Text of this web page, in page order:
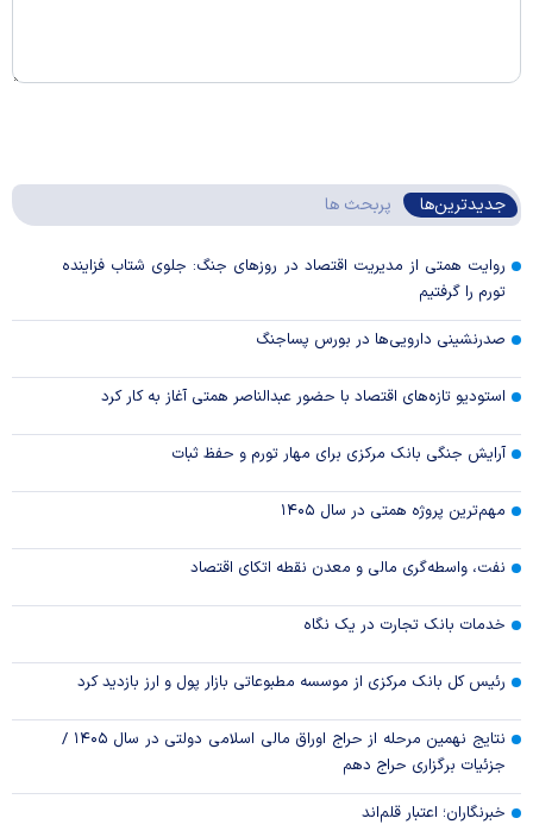
جدیدترین‌ها پربحث ها
روایت همتی از مدیریت اقتصاد در روزهای جنگ: جلوی شتاب فزاینده
تورم را گرفتیم
صدرنشینی دارویی‌ها در بورس پساجنگ
استودیو تازه‌های اقتصاد با حضور عبدالناصر همتی آغاز به کار کرد
آرایش جنگی بانک مرکزی برای مهار تورم و حفظ ثبات
مهم‌ترین پروژه همتی در سال ۱۴۰۵
نفت، واسطه‌گری مالی و معدن نقطه اتکای اقتصاد
خدمات بانک تجارت در یک نگاه
رئیس کل بانک مرکزی از موسسه مطبوعاتی بازار پول و ارز بازدید کرد
نتایج نهمین مرحله از حراج اوراق مالی اسلامی دولتی در سال ۱۴۰۵ /
جزئیات برگزاری حراج دهم
خبرنگاران؛ اعتبار قلم‌اند